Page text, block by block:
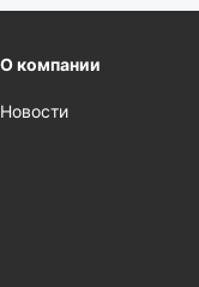
О компании
Новости